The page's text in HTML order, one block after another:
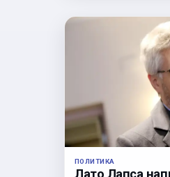
ПОЛИТИКА
Лато Лапса